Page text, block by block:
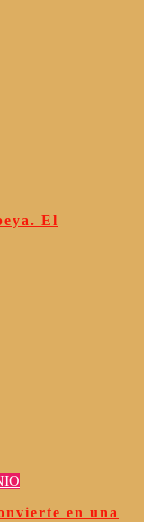
El
en una